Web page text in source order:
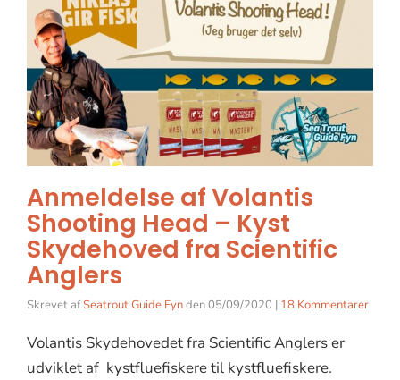
Anmeldelse af Volantis
Shooting Head – Kyst
Skydehoved fra Scientific
Anglers
Skrevet afSeatrout Guide Fynden05/09/2020 | 18 Kommentarer
Volantis Skydehovedet fra Scientific Anglers er
udviklet af kystfluefiskere til kystfluefiskere.